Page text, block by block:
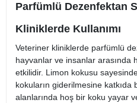
Parfümlü Dezenfektan
Kliniklerde Kullanımı
Veteriner kliniklerde parfümlü
hayvanlar ve insanlar arasında
etkilidir. Limon kokusu
kokuların giderilmesine katkıda
alanlarında hoş bir koku yayar